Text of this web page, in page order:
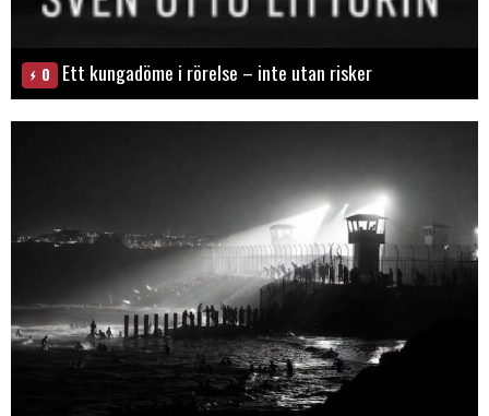
0 Ett kungadöme i rörelse – inte utan risker